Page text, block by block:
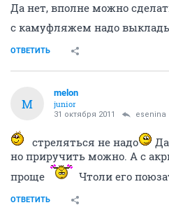
Да нет, вполне можно
с камуфляжем надо
ОТВЕТИТЬ
M
melon
junior
31 октября 2011 esenina
стреляться не надо
но приручить можно. А с
проще
Чтоли его
ОТВЕТИТЬ